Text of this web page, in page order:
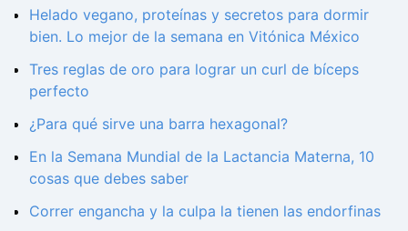
Helado vegano, proteínas y secretos para dormir
bien. Lo mejor de la semana en Vitónica México
Tres reglas de oro para lograr un curl de bíceps
perfecto
¿Para qué sirve una barra hexagonal?
En la Semana Mundial de la Lactancia Materna, 10
cosas que debes saber
Correr engancha y la culpa la tienen las endorfinas